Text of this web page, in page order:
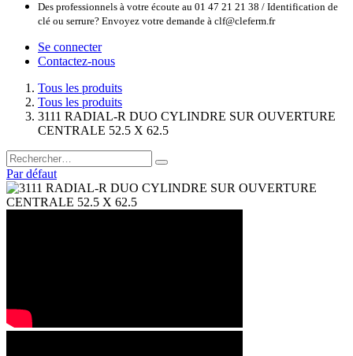
Des professionnels à votre écoute au 01 47 21 21 38 / Identification de
clé ou serrure? Envoyez votre demande à clf@cleferm.fr
Se connecter
Contactez-nous
Tous les produits
Tous les produits
3111 RADIAL-R DUO CYLINDRE SUR OUVERTURE
CENTRALE 52.5 X 62.5
Par défaut